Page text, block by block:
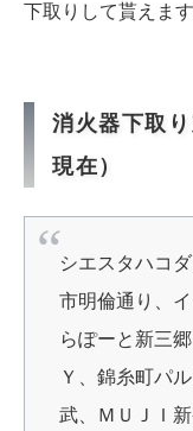
下取りして貰えます
消火器下取
現在）
シエスタハコ
市明倫通り、
らぽーと新三
Ｙ、錦糸町パ
武、ＭＵＪＩ